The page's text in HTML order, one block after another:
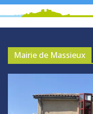
Mairie de Massieux